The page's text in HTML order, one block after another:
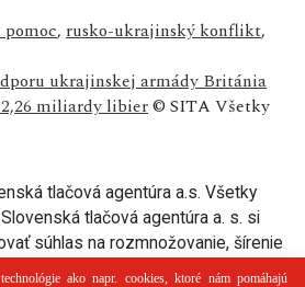
, rusko-ukrajinský konflikt,
ukrajinskej armády Británia
miliardy libier© SITA Všetky
tlačová agentúra a.s. Všetky
tlačová agentúra a. s. si
súhlas na rozmnožovanie, šírenie